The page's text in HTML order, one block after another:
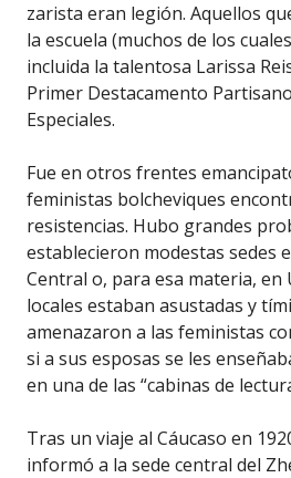
zarista eran legión. Aquellos
la escuela (muchos de los
incluida la talentosa Larissa
Primer Destacamento
Especiales.
Fue en otros frentes
feministas bolcheviques
resistencias. Hubo grandes
establecieron modestas sedes
Central o, para esa materia, en
locales estaban asustadas y
amenazaron a las feministas
si a sus esposas se les
en una de las “cabinas de
Tras un viaje al Cáucaso en
informó a la sede central del